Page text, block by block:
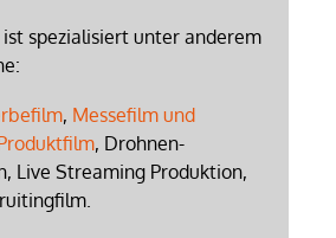
spezialisiert unter anderem
, Messefilm und
, Drohnen-
Live Streaming Produktion,